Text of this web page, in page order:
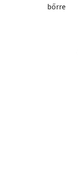
bőrre